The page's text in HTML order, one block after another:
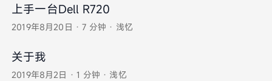
上手一台Dell R720
2019年8月20日 ·7 分钟 · 浅忆
关于我
2019年8月2日 ·1 分钟 · 浅忆